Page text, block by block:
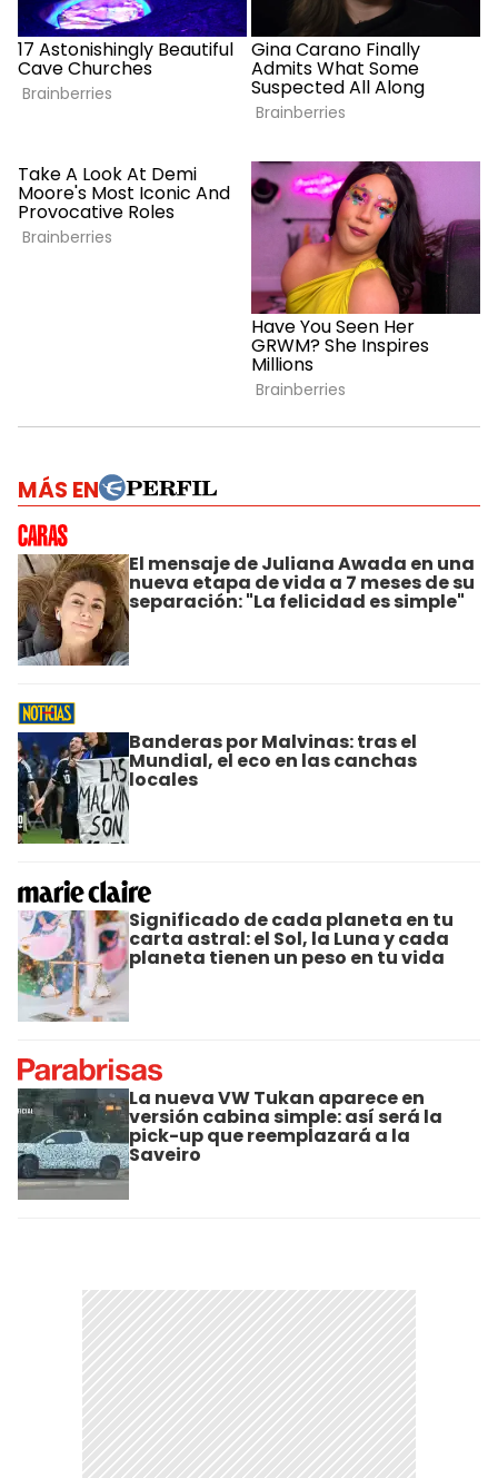
MÁS EN
El mensaje de Juliana Awada en una
nueva etapa de vida a 7 meses de su
separación: "La felicidad es simple"
Banderas por Malvinas: tras el
Mundial, el eco en las canchas
locales
Significado de cada planeta en tu
carta astral: el Sol, la Luna y cada
planeta tienen un peso en tu vida
La nueva VW Tukan aparece en
versión cabina simple: así será la
pick-up que reemplazará a la
Saveiro